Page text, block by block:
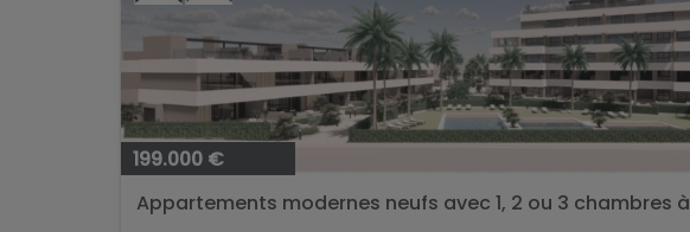
199.000 €
Appartements modernes neufs avec 1, 2 ou 3 chambres à